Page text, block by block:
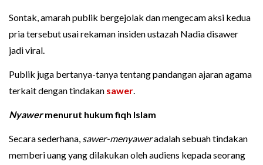
Sontak, amarah publik bergejolak dan mengecam aksi kedua
pria tersebut usai rekaman insiden ustazah Nadia disawer
jadi viral.
Publik juga bertanya-tanya tentang pandangan ajaran agama
terkait dengan tindakan sawer.
Nyawermenurut hukum fiqh Islam
Secara sederhana, sawer-menyaweradalah sebuah tindakan
memberi uang yang dilakukan oleh audiens kepada seorang